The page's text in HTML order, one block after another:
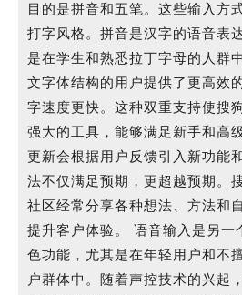
目的是拼音和五笔。这些输入方
打字风格。拼音是汉字的语音表
是在学生和熟悉拉丁字母的人群
文字体结构的用户提供了更高效
字速度更快。这种双重支持使搜
强大的工具，能够满足新手和高
更新会根据用户反馈引入新功能
法不仅满足预期，更超越预期。
社区经常分享各种想法、方法和
提升客户体验。 语音输入是另一
色功能，尤其是在年轻用户和不
户群体中。随着声控技术的兴起